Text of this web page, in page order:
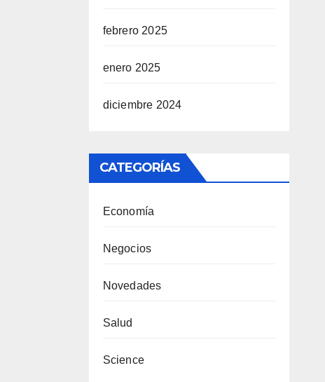
febrero 2025
enero 2025
diciembre 2024
CATEGORÍAS
Economía
Negocios
Novedades
Salud
Science